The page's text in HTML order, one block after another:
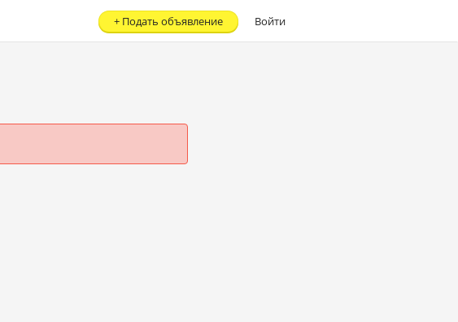
Войти
+ Подать объявление